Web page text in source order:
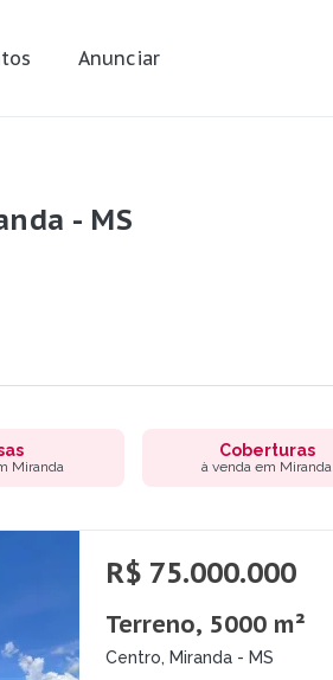
Anunciar
- MS
Miranda
Coberturas
à venda em Miranda
R$ 75.000.000
Terreno, 5000 m²
Centro, Miranda - MS